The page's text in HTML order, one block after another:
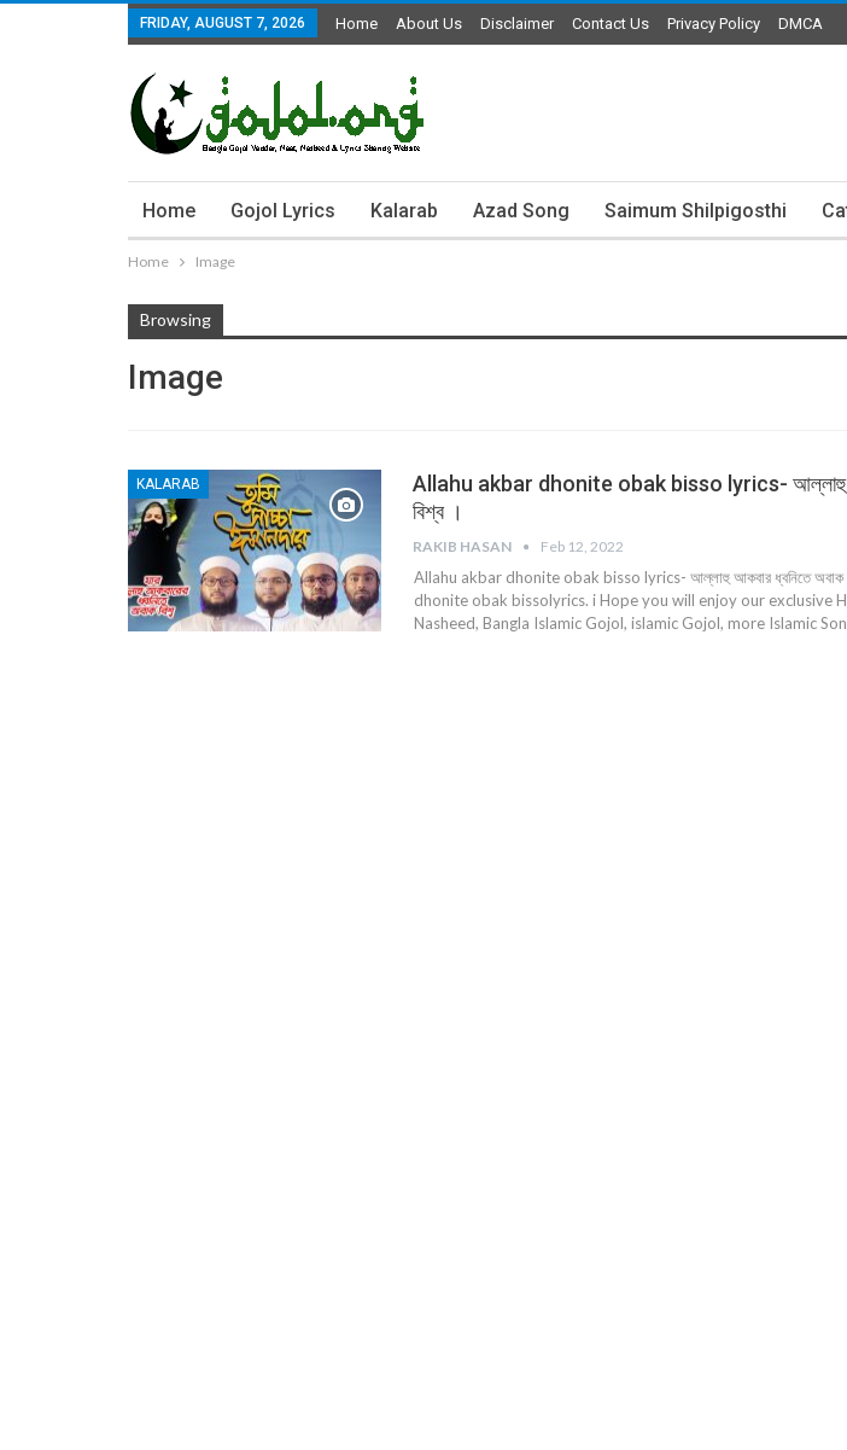
FRIDAY, AUGUST 7, 2026 Home About Us Disclaimer Contact Us Privacy Policy DMCA
Home Gojol Lyrics Kalarab Azad Song Saimum Shilpigosthi
Home Image
Browsing
Image
KALARAB
Allahu akbar dhonite obak bisso lyrics- আল্লাহু
বিশ্ব ।
RAKIB HASAN Feb 12, 2022
Allahu akbar dhonite obak bisso lyrics- আল্লাহু আকবার ধ্বনিতে
dhonite obak bissolyrics. i Hope you will enjoy our exclusive
Nasheed, Bangla Islamic Gojol, islamic Gojol, more Islamic